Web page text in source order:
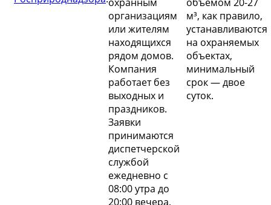
организациям
или жителям
находящихся
рядом домов.
Компания
работает без
выходных и
праздников.
Заявки
принимаются
диспетчерской
службой
ежедневно с
08:00 утра до
20:00 вечера,
м³, как правило,
устанавливаются
на охраняемых
объектах,
минимальный
срок — двое
суток.